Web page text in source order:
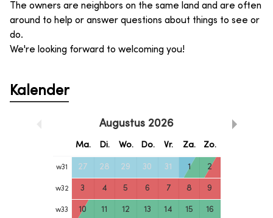
The owners are neighbors on the same land and are often
around to help or answer questions about things to see or
do.
We're looking forward to welcoming you!
Kalender
Augustus 2026
Ma. Di. Wo. Do. Vr. Za. Zo.
w31 27 28 29 30 31 1 2
w32 3 4 5 6 7 8 9
w33 10 11 12 13 14 15 16